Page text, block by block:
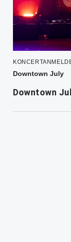
Downtown July
Downtown